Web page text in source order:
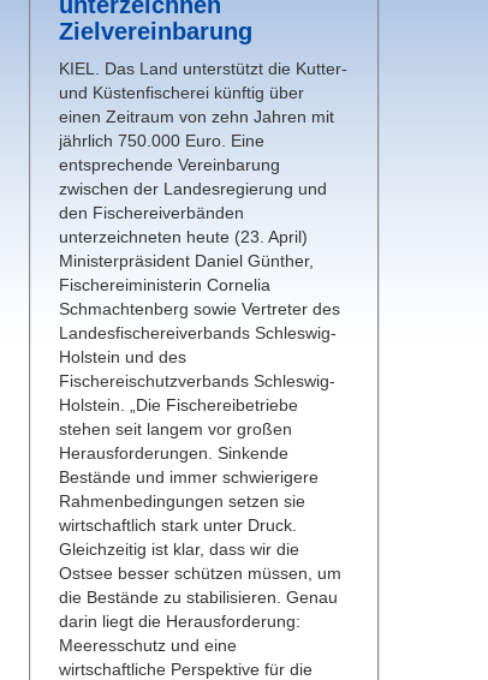
Zielvereinbarung
KIEL. Das Land unterstützt die Kutter-
und Küstenfischerei künftig über
einen Zeitraum von zehn Jahren mit
jährlich 750.000 Euro. Eine
entsprechende Vereinbarung
zwischen der Landesregierung und
den Fischereiverbänden
unterzeichneten heute (23. April)
Ministerpräsident Daniel Günther,
Fischereiministerin Cornelia
Schmachtenberg sowie Vertreter des
Landesfischereiverbands Schleswig-
Holstein und des
Fischereischutzverbands Schleswig-
Holstein. „Die Fischereibetriebe
stehen seit langem vor großen
Herausforderungen. Sinkende
Bestände und immer schwierigere
Rahmenbedingungen setzen sie
wirtschaftlich stark unter Druck.
Gleichzeitig ist klar, dass wir die
Ostsee besser schützen müssen, um
die Bestände zu stabilisieren. Genau
darin liegt die Herausforderung:
Meeresschutz und eine
wirtschaftliche Perspektive für die